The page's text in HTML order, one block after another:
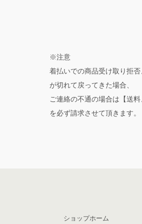
※注意
着払いでの商品受け取り拒
が切れて戻ってきた場合、
ご連絡の不通の場合は【送料
を必ず請求させて頂きます。
ショップホーム